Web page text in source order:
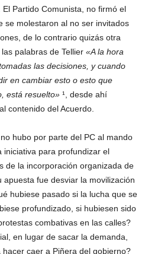
Partido Comunista, no firmó el
se molestaron al no ser invitados
de lo contrario quizás otra
palabras de Tellier «A la hora
las decisiones, y cuando
en cambiar esto o esto que
está resuelto» ¹, desde ahí
contenido del Acuerdo.
hubo por parte del PC al mando
iniciativa para profundizar el
de la incorporación organizada de
fue desviar la movilización
hubiese pasado si la lucha que se
profundizado, si hubiesen sido
combativas en las calles?
en lugar de sacar la demanda,
caer a Piñera del gobierno?